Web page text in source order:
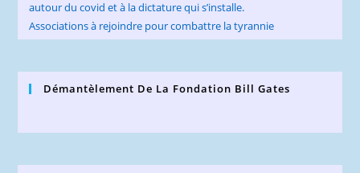
autour du covid et à la dictature qui s’installe.
Associations à rejoindre pour combattre la tyrannie
Démantèlement De La Fondation Bill Gates